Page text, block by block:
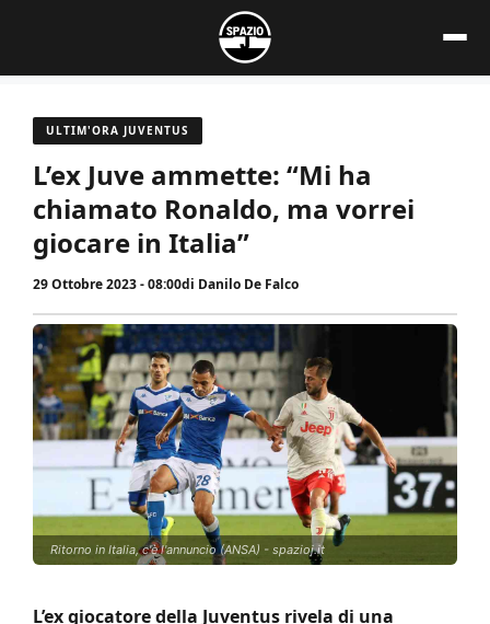
contenuto
ULTIM'ORA JUVENTUS
L’ex Juve ammette: “Mi ha
chiamato Ronaldo, ma vorrei
giocare in Italia”
29 Ottobre 2023 - 08:00di Danilo De Falco
Ritorno in Italia, c'è l'annuncio (ANSA) - spazioj.it
L’ex giocatore della Juventus rivela di una